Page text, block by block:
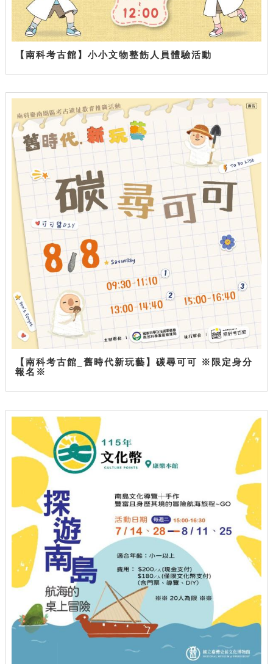
【南科考古館】小小文物整飭人員體驗活動
【南科考古館_舊時代新玩藝】碳尋可可 ※限定身分
報名※